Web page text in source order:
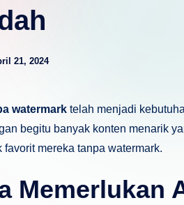
21, 2024
watermark telah menjadi
begitu banyak konten menarik
mereka tanpa watermark.
Memerlukan